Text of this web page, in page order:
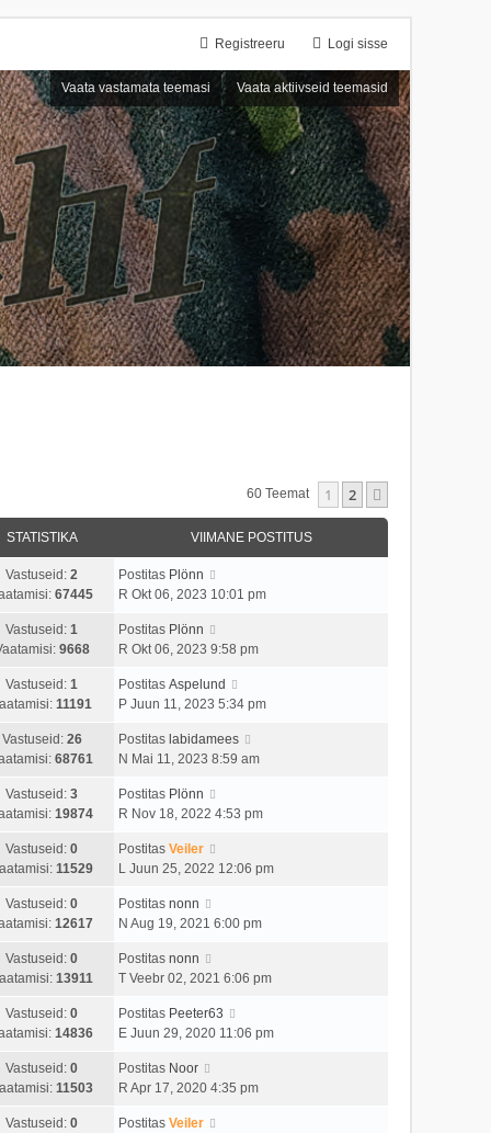
Logi sisse
Registreeru
Vaata vastamata teemasi Vaata aktiivseid teemasid
60 Teemat 1 2
STATISTIKA VIIMANE POSTITUS
Vastuseid: 2
67445
Postitas Plönn
R Okt 06, 2023 10:01 pm
Vastuseid: 1
9668
Postitas Plönn
R Okt 06, 2023 9:58 pm
Vastuseid: 1
11191
Postitas Aspelund
P Juun 11, 2023 5:34 pm
Vastuseid: 26
68761
Postitas labidamees
N Mai 11, 2023 8:59 am
Vastuseid: 3
19874
Postitas Plönn
R Nov 18, 2022 4:53 pm
Vastuseid: 0
11529
Postitas Veiler
L Juun 25, 2022 12:06 pm
Vastuseid: 0
12617
Postitas nonn
N Aug 19, 2021 6:00 pm
Vastuseid: 0
13911
Postitas nonn
T Veebr 02, 2021 6:06 pm
Vastuseid: 0
14836
Postitas Peeter63
E Juun 29, 2020 11:06 pm
Vastuseid: 0
11503
Postitas Noor
R Apr 17, 2020 4:35 pm
Vastuseid: 0
Postitas Veiler